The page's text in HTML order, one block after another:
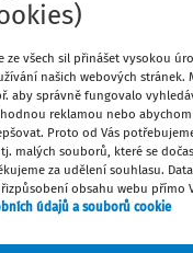
ze všech sil přinášet vysokou
našich webových stránek.
aby správně fungovalo
reklamou nebo
Proto od Vás
malých souborů, které se
za udělení souhlasu.
obsahu webu přímo
údajů a souborů cookie